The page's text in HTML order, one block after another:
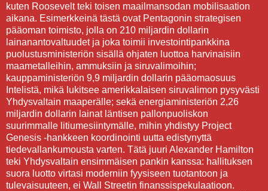
kuten Roosevelt teki toisen maailmansodan mobilisaation
aikana. Esimerkkeinä tästä ovat Pentagonin strategisen
pääoman toimisto, jolla on 210 miljardin dollarin
lainanantovaltuudet ja joka toimii investointipankkina
puolustusministeriön sisällä ohjaten luottoa harvinaisiin
maametalleihin, ammuksiin ja siruvalimoihin;
kauppaministeriön 9,9 miljardin dollarin pääomaosuus
Intelistä, mikä lukitsee amerikkalaisen siruvalimon pysyvästi
Yhdysvaltain maaperälle; sekä energiaministeriön 2,26
miljardin dollarin lainat läntisen pallonpuoliskon
suurimmalle litiumesiintymälle, mihin yhdistyy Project
Genesis -hankkeen koordinointi uutta edistynyttä
tiedevallankumousta varten. Tätä juuri Alexander Hamilton
teki Yhdysvaltain ensimmäisen pankin kanssa: hallituksen
suora luotto virtasi moderniin fyysiseen tuotantoon ja
tulevaisuuteen, ei Wall Streetin finanssispekulaatioon.